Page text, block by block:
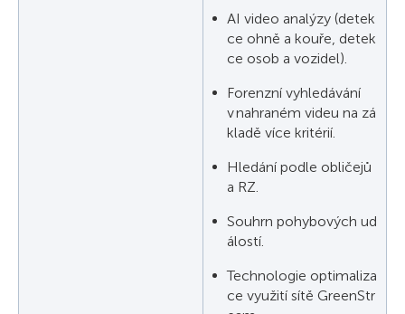
AI video analýzy (detek
ce ohně a kouře, detek
ce osob a vozidel).
Forenzní vyhledávání
v nahraném videu na zá
kladě více kritérií.
Hledání podle obličejů
a RZ.
Souhrn pohybových ud
álostí.
Technologie optimaliza
ce využití sítě GreenStr